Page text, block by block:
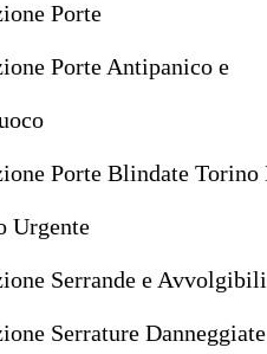
Porte
Porte Antipanico e
Porte Blindate Torino
Urgente
Serrande e Avvolgibili
Serrature Danneggiate